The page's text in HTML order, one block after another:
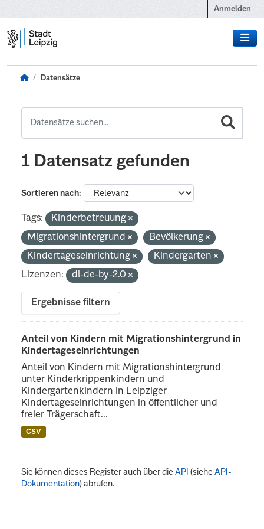
Anmelden
Datensätze
1 Datensatz gefunden
Sortieren nach
Tags:
Kinderbetreuung
Migrationshintergrund
Bevölkerung
Kindertageseinrichtung
Kindergarten
Lizenzen:
dl-de-by-2.0
Ergebnisse filtern
Anteil von Kindern mit Migrationshintergrund in
Kindertageseinrichtungen
Anteil von Kindern mit Migrationshintergrund
unter Kinderkrippenkindern und
Kindergartenkindern in Leipziger
Kindertageseinrichtungen in öffentlicher und
freier Trägerschaft...
CSV
Sie können dieses Register auch über dieAPI (sieheAPI-
Dokumentation) abrufen.